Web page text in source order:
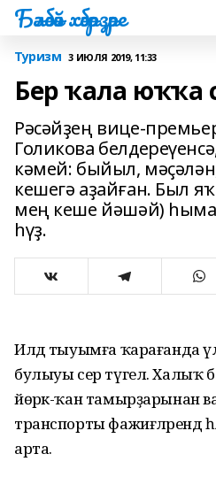
Бәләбәй хәбәрҙәре
Туризм 3 ИЮЛЯ 2019, 11:33
Бер ҡала юҡҡа
Рәсәйҙең вице-
Голикова
кәмей: быйыл,
кешегә аҙайған. Был
мең кеше йәшәй)
һүҙ.
Илдә тыуымға ҡарағанда
булыуы сер түгел.
йөрәк-ҡан тамырҙарынан
транспорты фажиғәләрендә
арта.